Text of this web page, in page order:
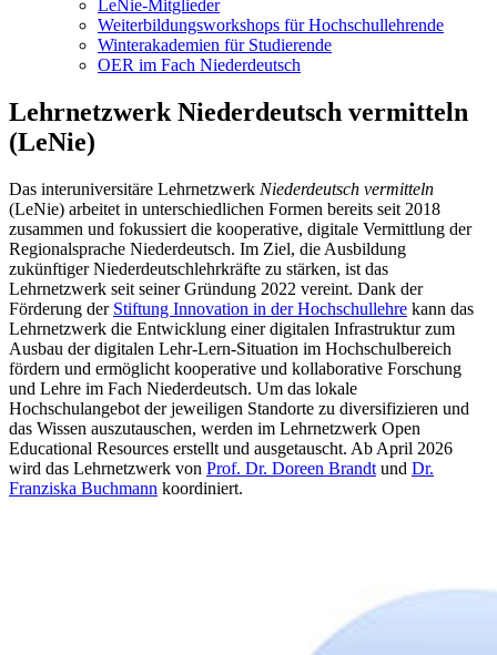
LeNie-Mitglieder
Weiterbildungsworkshops für Hochschullehrende
Winterakademien für Studierende
OER im Fach Niederdeutsch
Lehrnetzwerk Niederdeutsch vermitteln
(LeNie)
Das interuniversitäre Lehrnetzwerk Niederdeutsch vermitteln
(LeNie) arbeitet in unterschiedlichen Formen bereits seit 2018
zusammen und fokussiert die kooperative, digitale Vermittlung der
Regionalsprache Niederdeutsch. Im Ziel, die Ausbildung
zukünftiger Niederdeutschlehrkräfte zu stärken, ist das
Lehrnetzwerk seit seiner Gründung 2022 vereint. Dank der
Förderung der Stiftung Innovation in der Hochschullehre kann das
Lehrnetzwerk die Entwicklung einer digitalen Infrastruktur zum
Ausbau der digitalen Lehr-Lern-Situation im Hochschulbereich
fördern und ermöglicht kooperative und kollaborative Forschung
und Lehre im Fach Niederdeutsch. Um das lokale
Hochschulangebot der jeweiligen Standorte zu diversifizieren und
das Wissen auszutauschen, werden im Lehrnetzwerk Open
Educational Resources erstellt und ausgetauscht. Ab April 2026
wird das Lehrnetzwerk von Prof. Dr. Doreen Brandt und Dr.
Franziska Buchmann koordiniert.